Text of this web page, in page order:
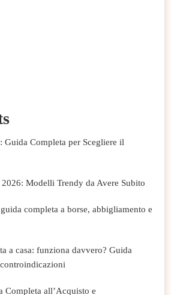
Guida Completa per Scegliere il
2026: Modelli Trendy da Avere Subito
completa a borse, abbigliamento e
a casa: funziona davvero? Guida
Completa all’Acquisto e